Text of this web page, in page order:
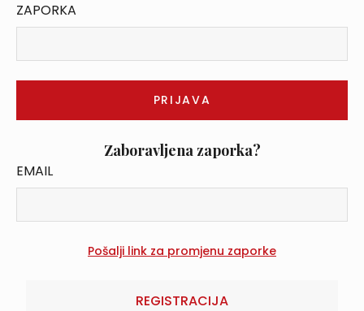
ZAPORKA
Zaboravljena zaporka?
EMAIL
REGISTRACIJA